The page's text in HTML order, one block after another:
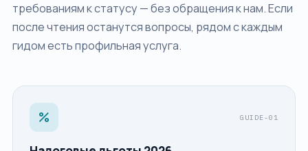
требованиям к статусу — без обращения к нам. Если
после чтения останутся вопросы, рядом с каждым
гидом есть профильная услуга.
percent GUIDE-01